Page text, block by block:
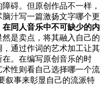
碍。但原创作品不一样，
汁写一篇激扬文字哪个更
在同人音乐中不可缺少的内
然是卖点，将其融入自己的
通过作词的艺术加工让其
。在编写原创音乐的时
性则看自己选择哪一个流
叙事来彰显自己的流派特